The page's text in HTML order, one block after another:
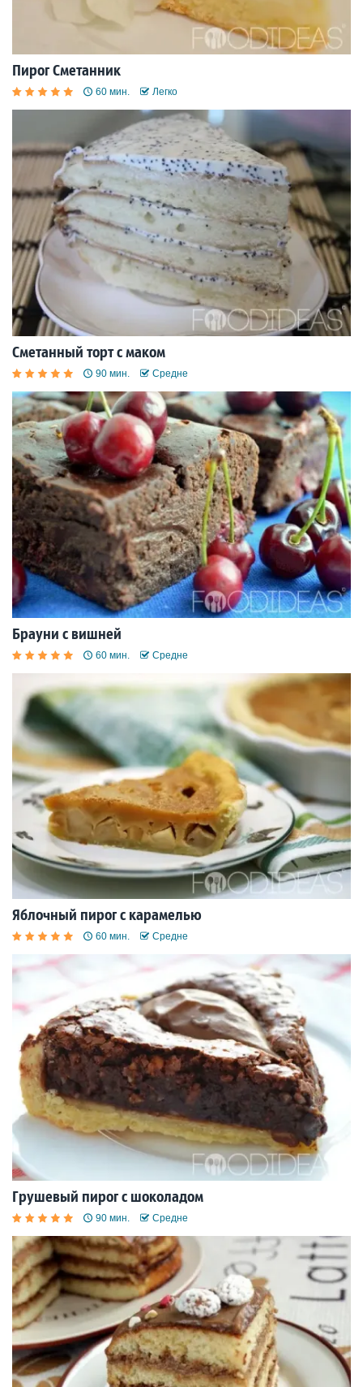
Пирог Сметанник
60 мин. Легко
Сметанный торт с маком
90 мин. Средне
Брауни с вишней
60 мин. Средне
Яблочный пирог с карамелью
60 мин. Средне
Грушевый пирог с шоколадом
90 мин. Средне